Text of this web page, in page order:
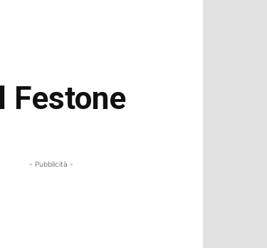
Festone
- Pubblicità -